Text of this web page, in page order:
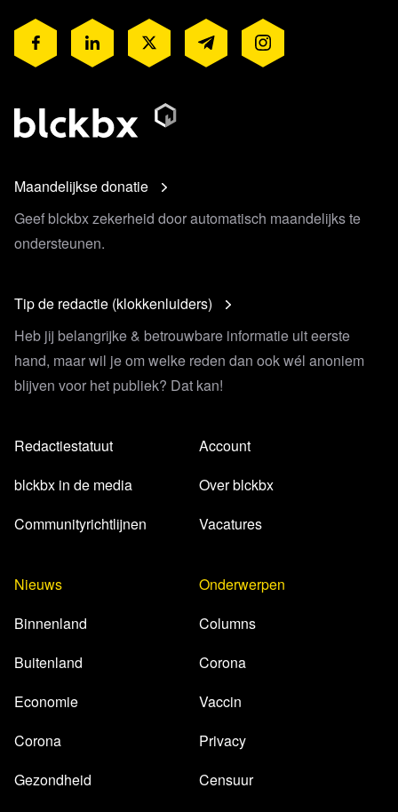
Maandelijkse donatie
Geef blckbx zekerheid door automatisch maandelijks te
ondersteunen.
Tip de redactie (klokkenluiders)
Heb jij belangrijke & betrouwbare informatie uit eerste
hand, maar wil je om welke reden dan ook wél anoniem
blijven voor het publiek? Dat kan!
Redactiestatuut
blckbx in de media
Communityrichtlijnen
Account
Over blckbx
Vacatures
Nieuws
Binnenland
Buitenland
Economie
Corona
Gezondheid
Onderwerpen
Columns
Corona
Vaccin
Privacy
Censuur